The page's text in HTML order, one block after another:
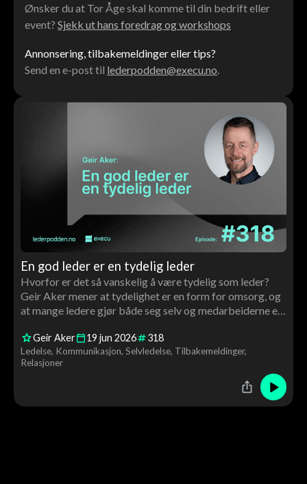
Ønsker du at Tor Åge skal komme til din bedrift eller
event? Sjekk ut hans foredrag og workshops
Annonsering, tilbakemeldinger eller tips?
Send en e-post til lederpodden@execu.no
En god leder er en tydelig leder
Hvorfor er det så vanskelig å være tydelig som leder?
Geir Aker mener at tydelighet er en form for omsorg, og
at mange ledere gjør både seg selv og medarbeiderne en
praktisk samtale om kommunikasjon, krav, relasjoner og
ledelse i hverdagen.
Geir Aker 19 jun 2026 318
Ledelse Kommunikasjon Selvledelse Tilbakemeldinger
Relasjoner